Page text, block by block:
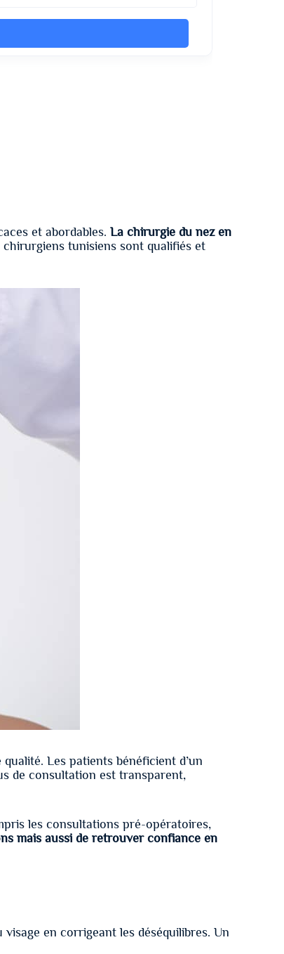
et abordables. La chirurgie du nez en
chirurgiens tunisiens sont qualifiés et
Les patients bénéficient d’un
de consultation est transparent,
les consultations pré-opératoires,
mais aussi de retrouver confiance en
en corrigeant les déséquilibres. Un